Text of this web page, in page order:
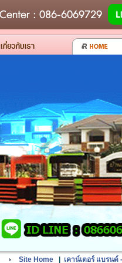
: 086-6069729
Site Home เคาน์เตอร์ แบรนด์